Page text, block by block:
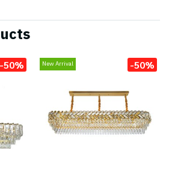
-50% New Arrival -50%